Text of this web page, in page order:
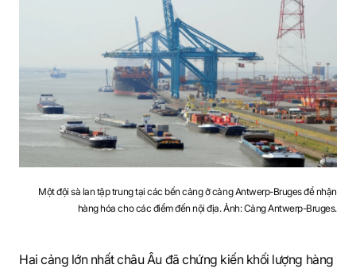
Một đội sà lan tập trung tại các bến cảng ở cảng Antwerp-Bruges để nhận
hàng hóa cho các điểm đến nội địa. Ảnh: Cảng Antwerp-Bruges.
Hai cảng lớn nhất châu Âu đã chứng kiến khối lượng hàng